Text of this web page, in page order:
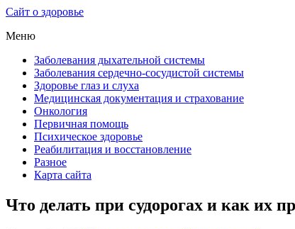
Сайт о здоровье
Меню
Заболевания дыхательной системы
Заболевания сердечно-сосудистой системы
Здоровье глаз и слуха
Медицинская документация и страхование
Онкология
Первичная помощь
Психическое здоровье
Реабилитация и восстановление
Разное
Карта сайта
Что делать при судорогах и как их